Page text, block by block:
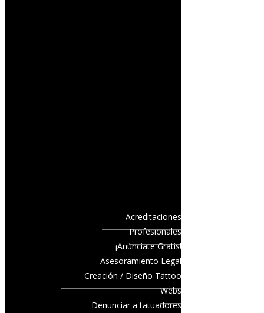
Acreditaciones
Profesionales
¡Anúnciate Gratis!
Asesoramiento Legal
Creación / Diseño Tattoo
Webs
Denunciar a tatuadores